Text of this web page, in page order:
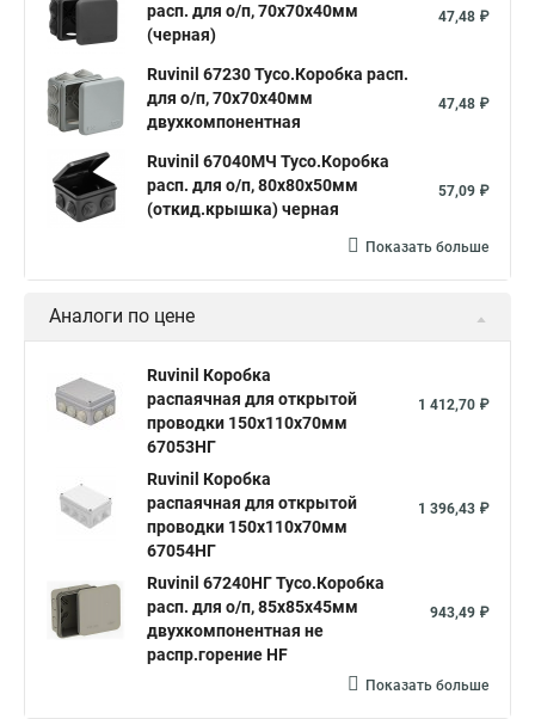
расп. для о/п, 70х70х40мм
(черная)
47,48 ₽
Ruvinil 67230 Тусо.Коробка расп.
для о/п, 70х70х40мм
двухкомпонентная
47,48 ₽
Ruvinil 67040МЧ Тусо.Коробка
расп. для о/п, 80х80х50мм
(откид.крышка) черная
57,09 ₽
Показать больше
Аналоги по цене
Ruvinil Коробка
распаячная для открытой
проводки 150х110х70мм
67053НГ
1 412,70 ₽
Ruvinil Коробка
распаячная для открытой
проводки 150х110х70мм
67054НГ
1 396,43 ₽
Ruvinil 67240НГ Тусо.Коробка
расп. для о/п, 85х85х45мм
двухкомпонентная не
распр.горение HF
943,49 ₽
Показать больше